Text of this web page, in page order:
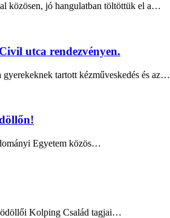
közösen, jó hangulatban töltöttük el a…
utca rendezvényen.
tartott kézműveskedés és az…
Egyetem közös…
Kolping Család tagjai…